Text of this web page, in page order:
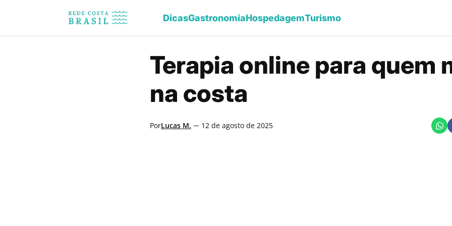
DicasGastronomiaHospedagemTurismo
Terapia online para quem
na costa
PorLucas M. 12 de agosto de 2025